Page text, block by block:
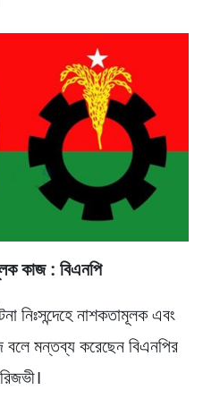
কাজ : বিএনপি
নিঃসন্দেহে নাশকতামূলক এবং
বলে মন্তব্য করেছেন বিএনপির